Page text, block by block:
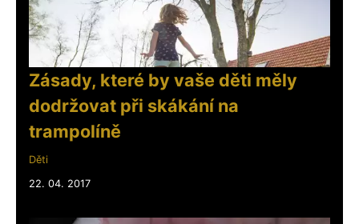
Zásady, které by vaše děti měly
dodržovat při skákání na
trampolíně
Děti
22. 04. 2017